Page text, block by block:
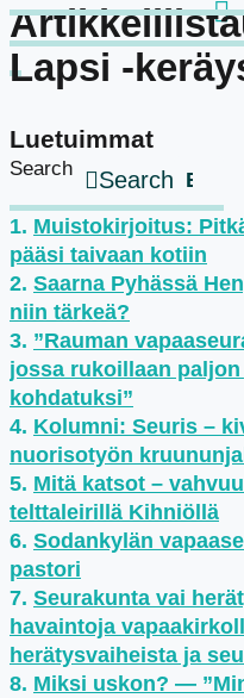
Search Search
Lapsi -
Luetuimmat
Muistokirjoitus:
pääsi taivaan kotiin
Saarna Pyhässä
niin tärkeä?
”Rauman
jossa rukoillaan
kohdatuksi”
Kolumni: Seuris –
nuorisotyön
Mitä katsot –
telttaleirillä Kihniöllä
Sodankylän
pastori
Seurakunta vai
havaintoja
herätysvaiheista ja
Miksi uskon? —